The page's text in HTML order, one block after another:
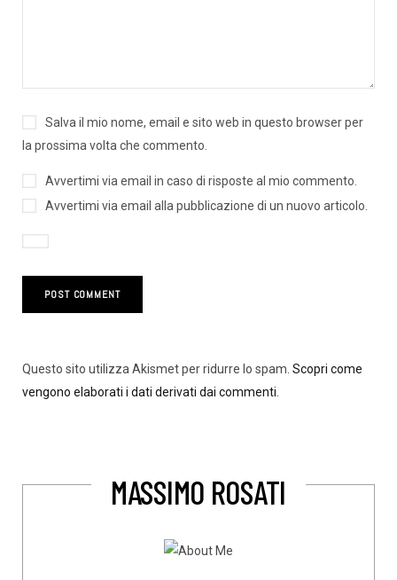
Salva il mio nome, email e sito web in questo browser per
la prossima volta che commento.
Avvertimi via email in caso di risposte al mio commento.
Avvertimi via email alla pubblicazione di un nuovo articolo.
Questo sito utilizza Akismet per ridurre lo spam. Scopri come
vengono elaborati i dati derivati dai commenti
MASSIMO ROSATI